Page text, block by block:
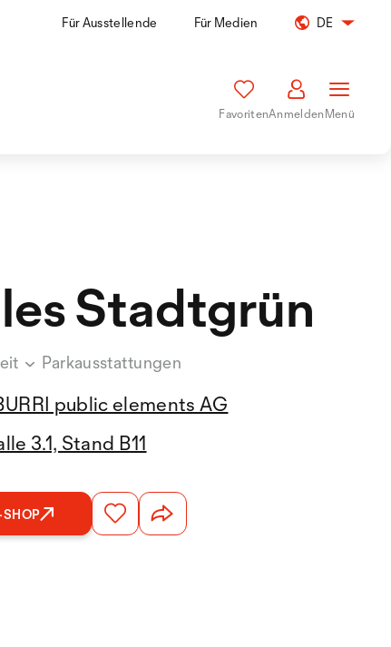
Für Ausstellende Für Medien DE
FavoritenAnmeldenMenü
Stadtgrün
Parkausstattungen
public elements AG
3.1, Stand B11